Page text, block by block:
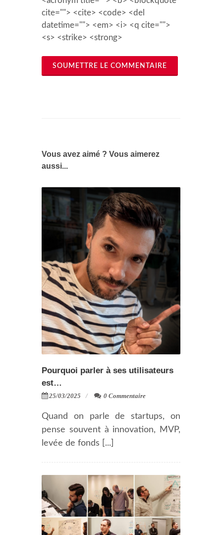
cite=""> <cite> <code> <del
datetime=""> <em> <i> <q cite="">
<s> <strike> <strong>
SOUMETTRE LE COMMENTAIRE
Vous avez aimé ? Vous aimerez
aussi...
Pourquoi parler à ses utilisateurs
est…
25/03/2025 0 Commentaire
Quand on parle de startups, on
pense souvent à innovation, MVP,
levée de fonds [...]